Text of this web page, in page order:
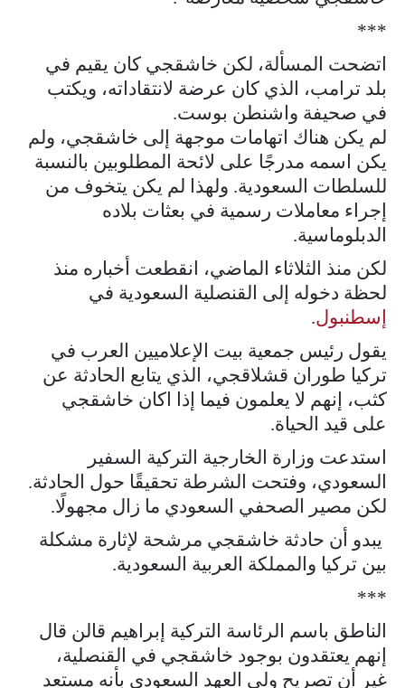
***
اتضحت المسألة، لكن خاشقجي كان يقيم في
بلد ترامب، الذي كان عرضة لانتقاداته، ويكتب
في صحيفة واشنطن بوست.
لم يكن هناك اتهامات موجهة إلى خاشقجي، ولم
يكن اسمه مدرجًا على لائحة المطلوبين بالنسبة
للسلطات السعودية. ولهذا لم يكن يتخوف من
إجراء معاملات رسمية في بعثات بلاده
الدبلوماسية.
لكن منذ الثلاثاء الماضي، انقطعت أخباره منذ
لحظة دخوله إلى القنصلية السعودية في
إسطنبول.
يقول رئيس جمعية بيت الإعلاميين العرب في
تركيا طوران قشلاقجي، الذي يتابع الحادثة عن
كثب، إنهم لا يعلمون فيما إذا اكان خاشقجي
على قيد الحياة.
استدعت وزارة الخارجية التركية السفير
السعودي، وفتحت الشرطة تحقيقًا حول الحادثة.
لكن مصير الصحفي السعودي ما زال مجهولًا.
يبدو أن حادثة خاشقجي مرشحة لإثارة مشكلة
بين تركيا والمملكة العربية السعودية.
***
الناطق باسم الرئاسة التركية إبراهيم قالن قال
إنهم يعتقدون بوجود خاشقجي في القنصلية،
غير أن تصريح ولي العهد السعودي بأنه مستعد